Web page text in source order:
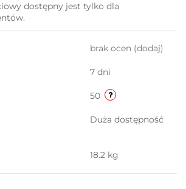
dostępny jest tylko dla
brak ocen (dodaj)
7 dni
50
Duża dostępność
18.2 kg